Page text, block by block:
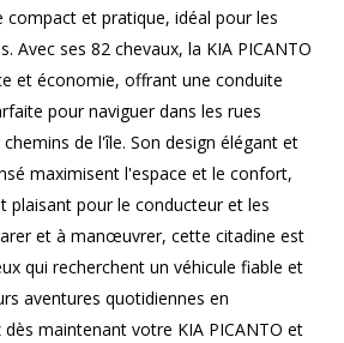
compact et pratique, idéal pour les
Avec ses 82 chevaux, la KIA PICANTO
et économie, offrant une conduite
pour naviguer dans les rues
de l'île. Son design élégant et
maximisent l'espace et le confort,
plaisant pour le conducteur et les
et à manœuvrer, cette citadine est
qui recherchent un véhicule fiable et
aventures quotidiennes en
dès maintenant votre KIA PICANTO et